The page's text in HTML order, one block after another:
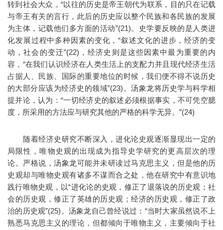
转到社会大众，“以往的历史是帝王朝代为联系，目的只在记载
与帝王有关的言行，此后的历史应以整个民族和各民族的发展
为主体，记载他们多方面的活动”(21)。史学要反映的是人类进
化发展过程中多种因素的变化，“叙述文化的进步，经济的变
动，社会的变迁”(22)，经济史则是这些因素中最为重要的内
容，“在我们认识经济在人类生活上的支配力并且现代经济生活
占据人、民族、国际的重要地位的时候，我们便不得不说历史
的大部分应该为经济史的领域”(23)。汤象龙将历史学与科学相
提并论，认为：“一切经济史的叙述必须根据事实，不可凭空臆
度，所采用的方法应与研究其他的严格的科学无异。”(24)
随着经济史研究不断深入，进化论史观逐渐显现出一定的
局限性，唯物史观的出现成为指导史学研究的更高层次的理
论。严格说，汤象龙可能并未研读过马克思主义，但是他的历
史观却与唯物史观有诸多不谋而合之处，他在研究中有意识地
践行唯物史观，以“进化论的史观，修正了退落说的历史观；社
会的历史观，修正了英雄的历史观；经济的历史观，修正了政
治的历史观”(25)。汤象龙自己曾经说过：“当时大家虽然说不上
熟悉马克思主义的理论，但都倾向于唯物主义，主要倾向于社